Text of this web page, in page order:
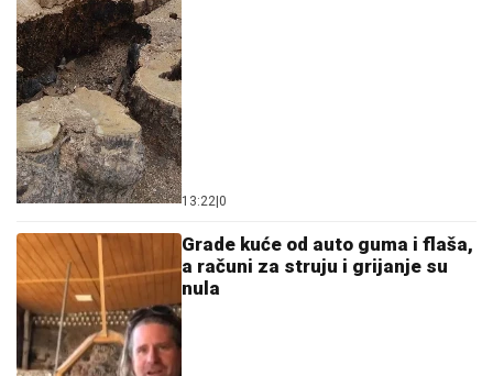
13:22 0
Grade kuće od auto guma i flaša,
a računi za struju i grijanje su
nula